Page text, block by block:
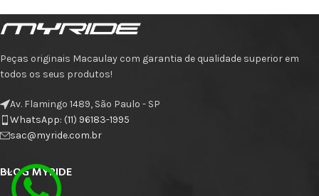
Peças originais Macaulay com garantia de qualidade superior em
todos os seus produtos!
Av. Flamingo 1489, São Paulo - SP
WhatsApp: (11) 96183-1995
sac@myride.com.br
BLOG MYRIDE